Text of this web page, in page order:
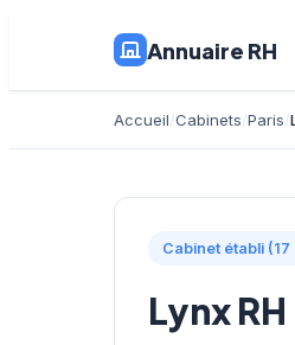
Annuaire RH
Accueil Cabinets Paris
Cabinet établi (17
Lynx